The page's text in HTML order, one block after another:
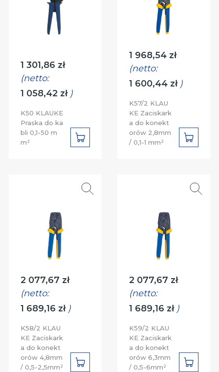
Cena:
1 301,86 zł
(netto:
1 058,42 zł)
K50 KLAUKE
Praska do ka
bli 0,1-50 m
m²
DO
Cena:
1 968,54 zł
(netto:
1 600,44 zł)
K57/2 KLAU
KE Zaciskark
a do konekt
orów 2,8mm
/ 0,1-1 mm²
DO
Cena:
2 077,67 zł
(netto:
1 689,16 zł)
K58/2 KLAU
KE Zaciskark
a do konekt
orów 4,8mm
/ 0,5-2,5mm²
DO
Cena:
2 077,67 zł
(netto:
1 689,16 zł)
K59/2 KLAU
KE Zaciskark
a do konekt
orów 6,3mm
/ 0,5-6mm²
DO